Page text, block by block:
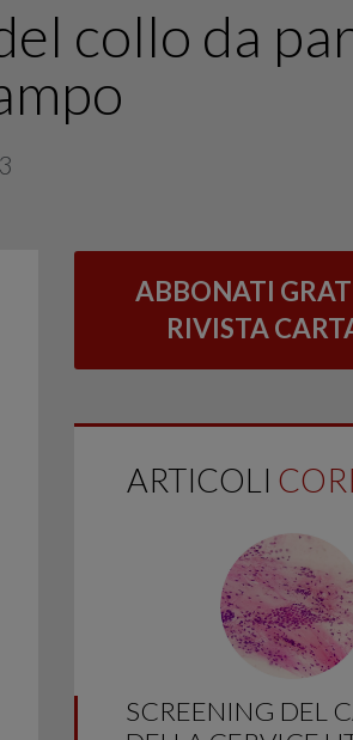
collo da
ABBONATI
RIVISTA
ARTICOLI
SCREENING DEL